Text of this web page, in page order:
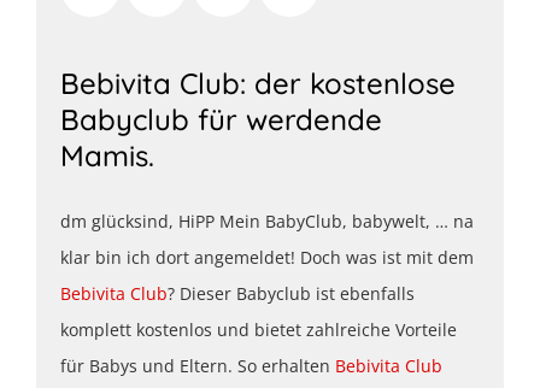
Bebivita Club: der kostenlose
Babyclub für werdende
Mamis.
dm glücksind, HiPP Mein BabyClub, babywelt, … na
klar bin ich dort angemeldet! Doch was ist mit dem
Bebivita Club? Dieser Babyclub ist ebenfalls
komplett kostenlos und bietet zahlreiche Vorteile
für Babys und Eltern. So erhalten Bebivita Club